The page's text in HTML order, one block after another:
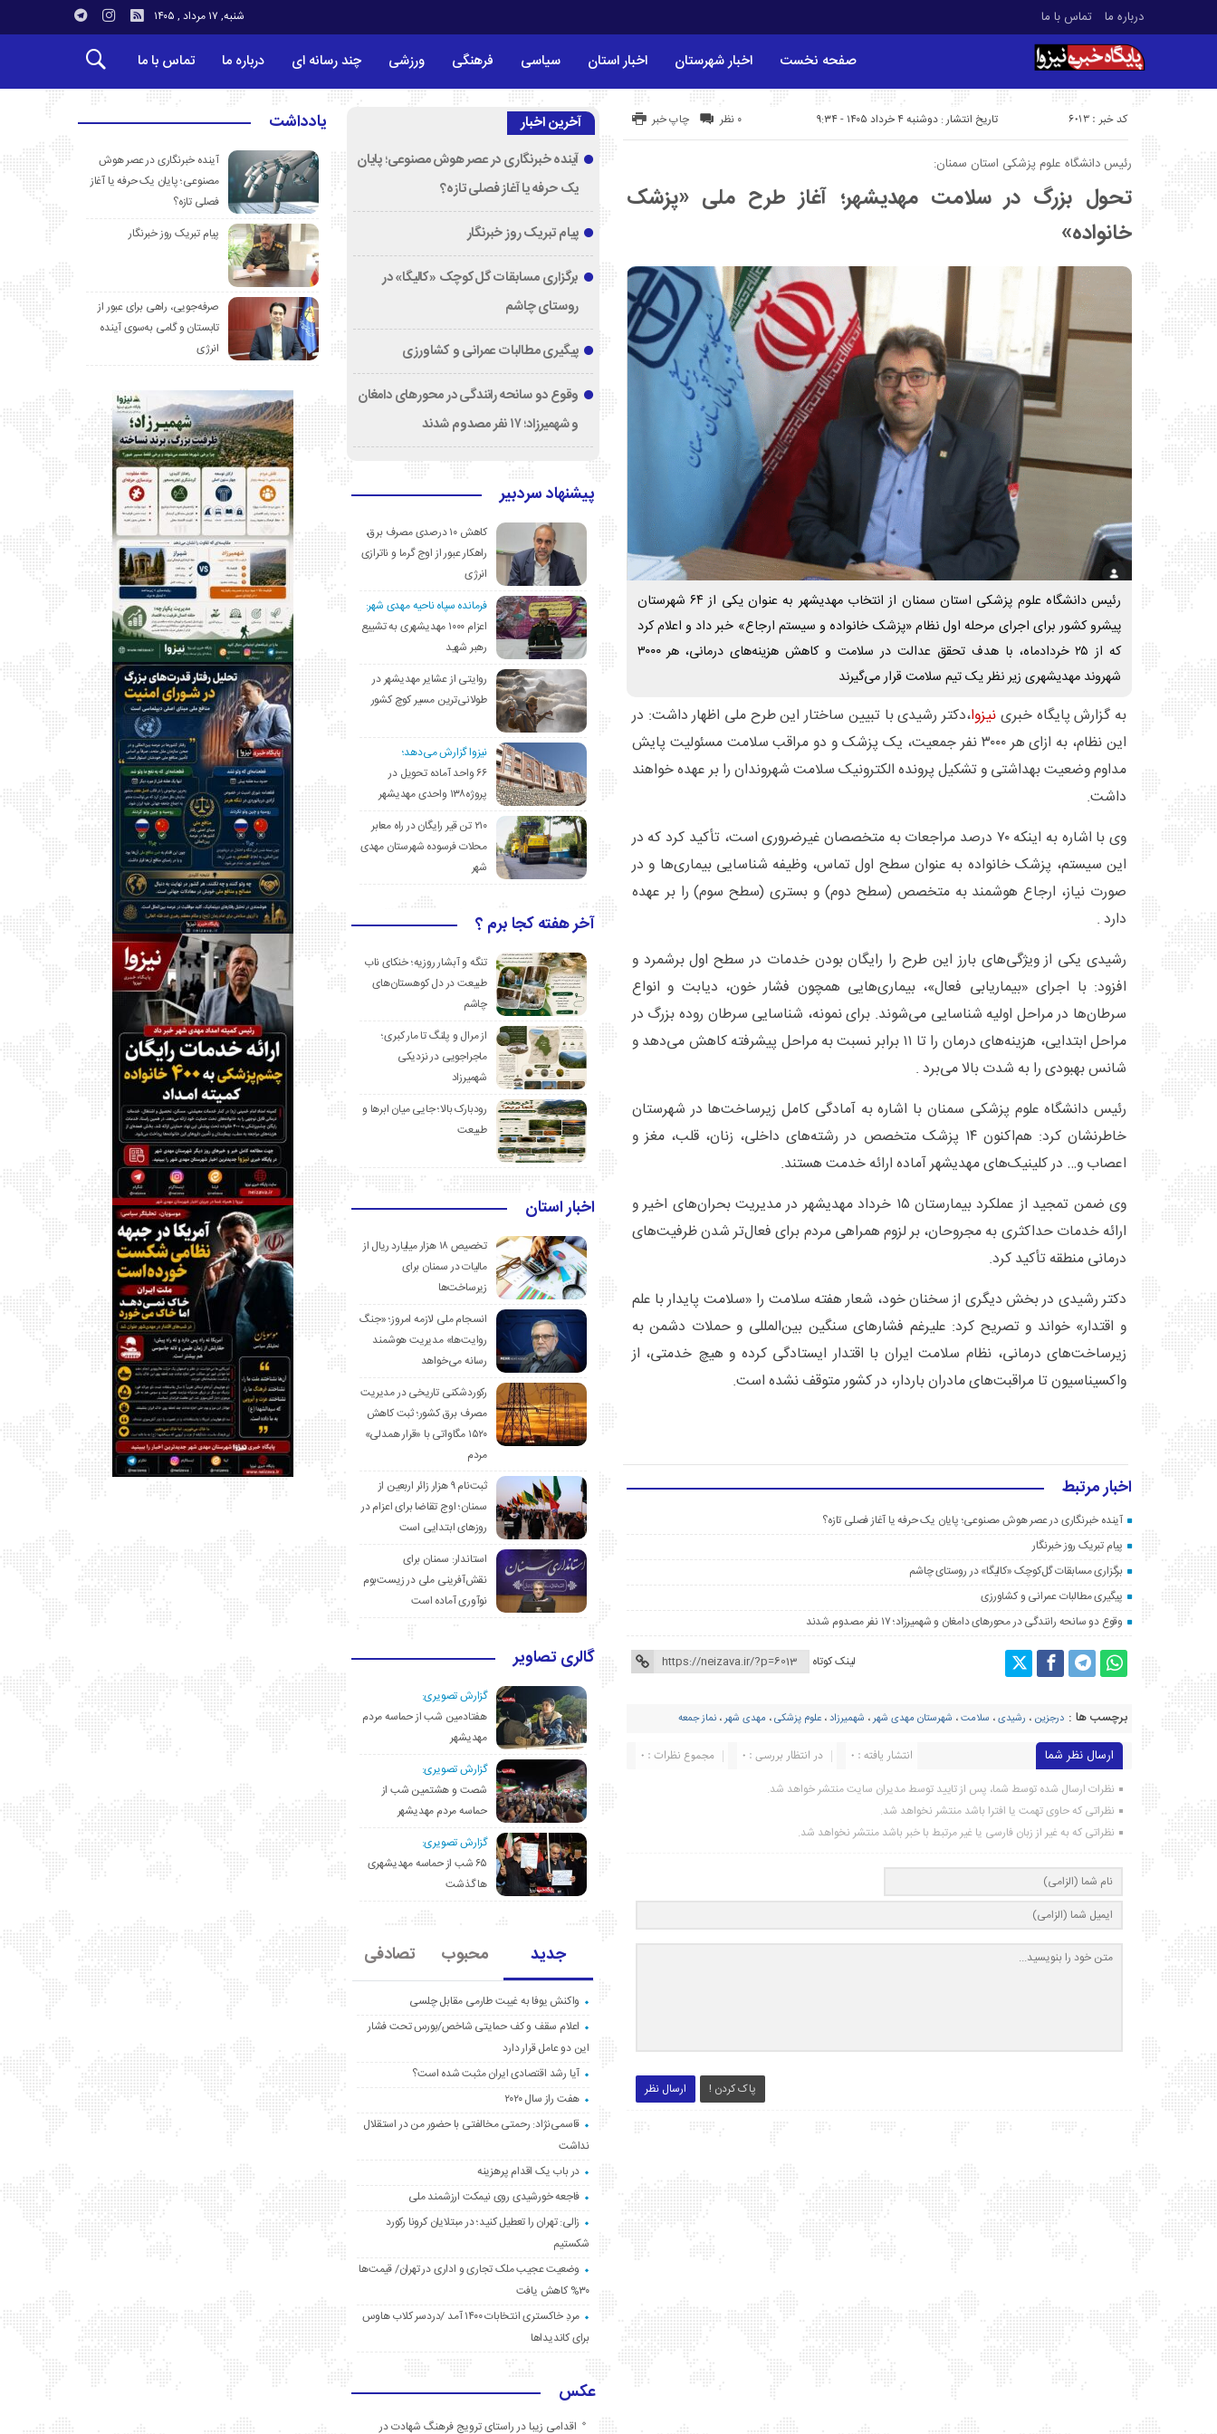
درباره ما تماس با ما شنبه, ۱۷ مرداد , ۱۴۰۵
صفحه نخست اخبار شهرستان اخبار استان سیاسی فرهنگی ورزشی چند رسانه ای درباره ما تماس با ما
تاریخ انتشار : دوشنبه ۴ خرداد ۱۴۰۵ - ۹:۳۴ کد خبر : 6013 چاپ خبر ۰ نظر
رئیس دانشگاه علوم پزشکی استان سمنان:
تحول بزرگ در سلامت مهدیشهر؛ آغاز طرح ملی «پزشک
خانواده»
رئیس دانشگاه علوم پزشکی استان سمنان از انتخاب مهدیشهر به عنوان یکی از ۶۴ شهرستان
پیشرو کشور برای اجرای مرحله اول نظام «پزشک خانواده و سیستم ارجاع» خبر داد و اعلام کرد
که از ۲۵ خردادماه، با هدف تحقق عدالت در سلامت و کاهش هزینه‌های درمانی، هر ۳۰۰۰
شهروند مهدیشهری زیر نظر یک تیم سلامت قرار می‌گیرند
به گزارش پایگاه خبرینیزوا،دکتر رشیدی با تبیین ساختار این طرح ملی اظهار داشت: در
این نظام، به ازای هر ۳۰۰۰ نفر جمعیت، یک پزشک و دو مراقب سلامت مسئولیت پایش
مداوم وضعیت بهداشتی و تشکیل پرونده الکترونیک سلامت شهروندان را بر عهده خواهند
داشت.
وی با اشاره به اینکه ۷۰ درصد مراجعات به متخصصان غیرضروری است، تأکید کرد که در
این سیستم، پزشک خانواده به عنوان سطح اول تماس، وظیفه شناسایی بیماری‌ها و در
صورت نیاز، ارجاع هوشمند به متخصص (سطح دوم) و بستری (سطح سوم) را بر عهده
دارد .
رشیدی یکی از ویژگی‌های بارز این طرح را رایگان بودن خدمات در سطح اول برشمرد و
افزود: با اجرای «بیماریابی فعال»، بیماری‌هایی همچون فشار خون، دیابت و انواع
سرطان‌ها در مراحل اولیه شناسایی می‌شوند. برای نمونه، شناسایی سرطان روده بزرگ در
مراحل ابتدایی، هزینه‌های درمان را تا ۱۱ برابر نسبت به مراحل پیشرفته کاهش می‌دهد و
شانس بهبودی را به شدت بالا می‌برد .
رئیس دانشگاه علوم پزشکی سمنان با اشاره به آمادگی کامل زیرساخت‌ها در شهرستان
خاطرنشان کرد: هم‌اکنون ۱۴ پزشک متخصص در رشته‌های داخلی، زنان، قلب، مغز و
اعصاب و… در کلینیک‌های مهدیشهر آماده ارائه خدمت هستند.
وی ضمن تمجید از عملکرد بیمارستان ۱۵ خرداد مهدیشهر در مدیریت بحران‌های اخیر و
ارائه خدمات حداکثری به مجروحان، بر لزوم همراهی مردم برای فعال‌تر شدن ظرفیت‌های
درمانی منطقه تأکید کرد.
دکتر رشیدی در بخش دیگری از سخنان خود، شعار هفته سلامت را «سلامت پایدار با علم
و اقتدار» خواند و تصریح کرد: علیرغم فشارهای سنگین بین‌المللی و حملات دشمن به
زیرساخت‌های درمانی، نظام سلامت ایران با اقتدار ایستادگی کرده و هیچ خدمتی، از
واکسیناسیون تا مراقبت‌های مادران باردار، در کشور متوقف نشده است.
اخبار مرتبط
آینده خبرنگاری در عصر هوش مصنوعی؛ پایان یک حرفه یا آغاز فصلی تازه؟
پیام تبریک روز خبرنگار
برگزاری مسابقات گل‌کوچک «کالیگا» در روستای چاشم
پیگیری مطالبات عمرانی و کشاورزی
وقوع دو سانحه رانندگی در محورهای دامغان و شهمیرزاد؛ ۱۷ نفر مصدوم شدند
لینک کوتاه
برچسب ها : درجزین ، رشیدی، سلامت، شهرستان مهدی شهر، شهمیرزاد،علوم پزشکی، مهدی شهر،نماز جمعه
ارسال نظر شما مجموع نظرات : 0 در انتظار بررسی : 0 انتشار یافته : ۰
نظرات ارسال شده توسط شما، پس از تایید توسط مدیران سایت منتشر خواهد شد.
نظراتی که حاوی تهمت یا افترا باشد منتشر نخواهد شد.
نظراتی که به غیر از زبان فارسی یا غیر مرتبط با خبر باشد منتشر نخواهد شد.
ارسال نظر پاک کردن !
آخرین اخبار
آینده خبرنگاری در عصر هوش مصنوعی؛ پایان
یک حرفه یا آغاز فصلی تازه؟
پیام تبریک روز خبرنگار
برگزاری مسابقات گل‌کوچک «کالیگا» در
روستای چاشم
پیگیری مطالبات عمرانی و کشاورزی
وقوع دو سانحه رانندگی در محورهای دامغان
و شهمیرزاد؛ ۱۷ نفر مصدوم شدند
پیشنهاد سردبیر
کاهش ۱۰ درصدی مصرف برق،
راهکار عبور از اوج گرما و ناترازی
انرژی
فرمانده سپاه ناحیه مهدی شهر:
اعزام ۱۰۰۰ مهدیشهری به تشییع
رهبر شهید
روایتی از عشایر مهدیشهر در
طولانی‌ترین مسیر کوچ کشور
نیزوا گزارش می‌دهد؛
۶۶ واحد آماده تحویل در
پروژه۱۳۸ واحدی مهدیشهر
۲۱۰ تن قیر رایگان در راه معابر
محلات فرسوده شهرستان مهدی
شهر
آخر هفته کجا برم ؟
تنگه و آبشار روزیه؛ خنکای ناب
طبیعت در دل کوهستان‌های
چاشم
از مرال و پلنگ تا مار کبری؛
ماجراجویی در نزدیکی
شهمیرزاد
رودبارک بالا؛ جایی میان ابرها و
طبیعت
اخبار استان
تخصیص ۱۸ هزار میلیارد ریال از
مالیات در سمنان برای
زیرساخت‌ها
انسجام ملی لازمه امروز؛ «جنگ
روایت‌ها» مدیریت هوشمند
رسانه می‌خواهد
رکوردشکنی تاریخی در مدیریت
مصرف برق کشور؛ ثبت کاهش
۱۵۲۰ مگاواتی با «قرار همدلی»
مردم
ثبت‌نام ۹ هزار زائر اربعین از
سمنان؛ اوج تقاضا برای اعزام در
روزهای ابتدایی است
استاندار: سمنان برای
نقش‌آفرینی ملی در زیست‌بوم
نوآوری آماده است
گالری تصاویر
گزارش تصویری:
هفتادمین شب از حماسه مردم
مهدیشهر
گزارش تصویری:
شصت و هشتمین شب از
حماسه مردم مهدیشهر
گزارش تصویری:
۶۵ شب از حماسه مهدیشهری
ها گذشت
جدید محبوب تصادفی
واکنش یوفا به غیبت طارمی مقابل چلسی
اعلام سقف و کف حمایتی شاخص/بورس تحت فشار
این دو عامل قرار دارد
آیا رشد اقتصادی ایران مثبت شده است؟
هفت راز سال ۲۰۲۰
قاسمی‌نژاد: رحمتی مخالفتی با حضور من در استقلال
نداشت
در باب یک اقدام پرهزینه
فاجعه خورشیدی روی نیمکت ارزشمند ملی
زالی: تهران را تعطیل کنید؛ در مبتلایان کرونا رکورد
شکستیم
وضعیت عجیب ملک تجاری و اداری در تهران/ قیمت‌ها
۳۰% کاهش یافت
مردِ خاکستری انتخابات ۱۴۰۰ آمد /دردسر کلاب هاوس
برای کاندیداها
عکس
اقدامی زیبا در راستای ترویج فرهنگ شهادت در
یادداشت
آینده خبرنگاری در عصر هوش
مصنوعی؛ پایان یک حرفه یا آغاز
فصلی تازه؟
پیام تبریک روز خبرنگار
صرفه‌جویی، راهی برای عبور از
تابستان و گامی به‌سوی آینده
انرژی